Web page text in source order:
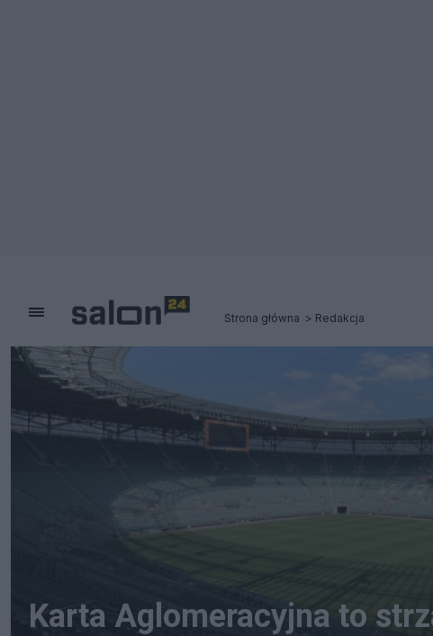
Strona główna Redakcja
Karta Aglomeracyjna to